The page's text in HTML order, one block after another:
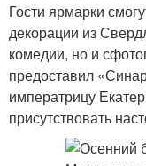
Гости ярмарки
декорации из
комедии, но и
предоставил
императрицу
присутствовать